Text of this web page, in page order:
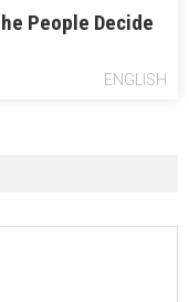
People Decide
ENGLISH